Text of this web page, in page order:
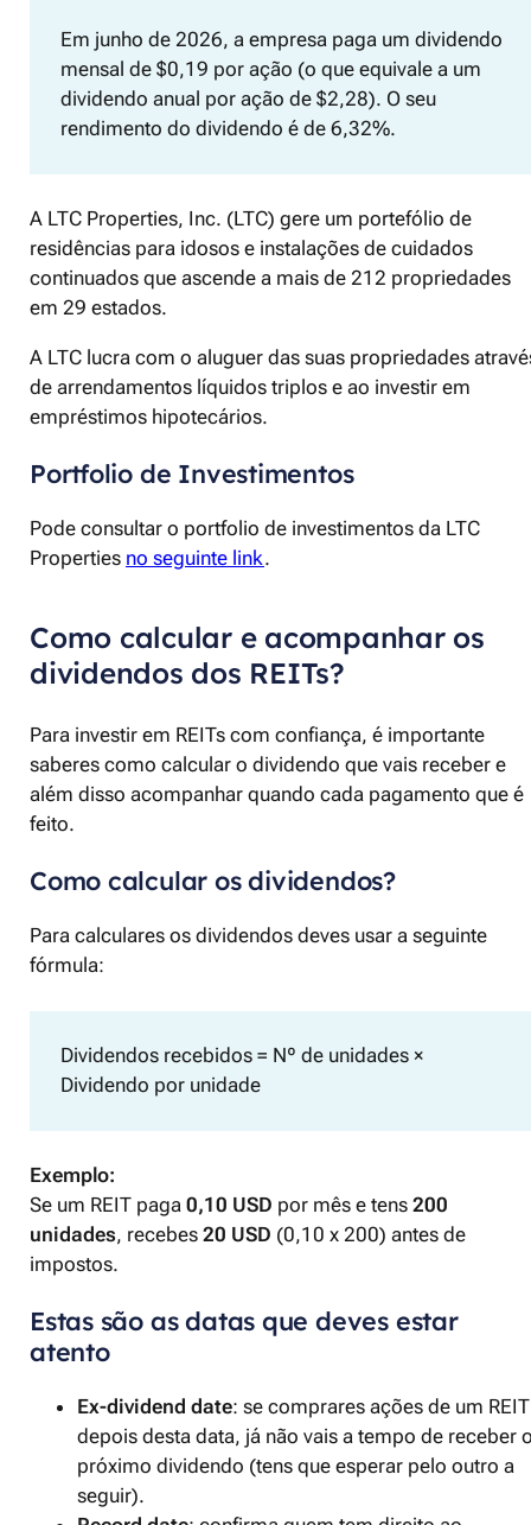
Em junho de 2026, a empresa paga um dividendo
mensal de $0,19 por ação (o que equivale a um
dividendo anual por ação de $2,28). O seu
rendimento do dividendo é de 6,32%.
A LTC Properties, Inc. (LTC) gere um portefólio de
residências para idosos e instalações de cuidados
continuados que ascende a mais de 212 propriedades
em 29 estados.
A LTC lucra com o aluguer das suas propriedades
de arrendamentos líquidos triplos e ao investir em
empréstimos hipotecários.
Portfolio de Investimentos
Pode consultar o portfolio de investimentos da LTC
Properties no seguinte link.
Como calcular e acompanhar os
dividendos dos REITs?
Para investir em REITs com confiança, é importante
saberes como calcular o dividendo que vais receber e
além disso acompanhar quando cada pagamento que é
feito.
Como calcular os dividendos?
Para calculares os dividendos deves usar a seguinte
fórmula:
Dividendos recebidos = Nº de unidades ×
Dividendo por unidade
Exemplo:
Se um REIT paga 0,10 USD por mês e tens 200
unidades, recebes 20 USD (0,10 x 200) antes de
impostos.
Estas são as datas que deves estar
atento
Ex-dividend date: se comprares ações de um REIT
depois desta data, já não vais a tempo de receber
próximo dividendo (tens que esperar pelo outro a
seguir).